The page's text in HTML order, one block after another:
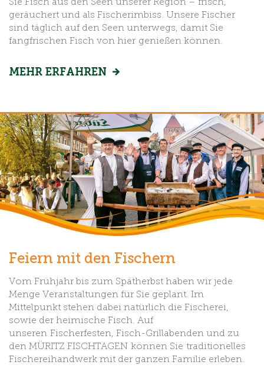
geräuchert und als Fischerimbiss. Unsere Fischer
sind täglich auf den Seen unterwegs, damit Sie
fangfrischen Fisch von hier genießen können.
MEHR ERFAHREN
Feiern mit den Fischern
Vom Frühjahr bis zum Spätherbst haben wir jede
Menge Veranstaltungen für Sie geplant. Im
Mittelpunkt stehen dabei natürlich die Fischerei,
sowie der heimische Fisch. Auf
unseren Fischerfesten, Fisch-Grillabenden und zu
den MÜRITZ FISCHTAGEN können Sie traditionelles
Fischereihandwerk mit der ganzen Familie erleben.